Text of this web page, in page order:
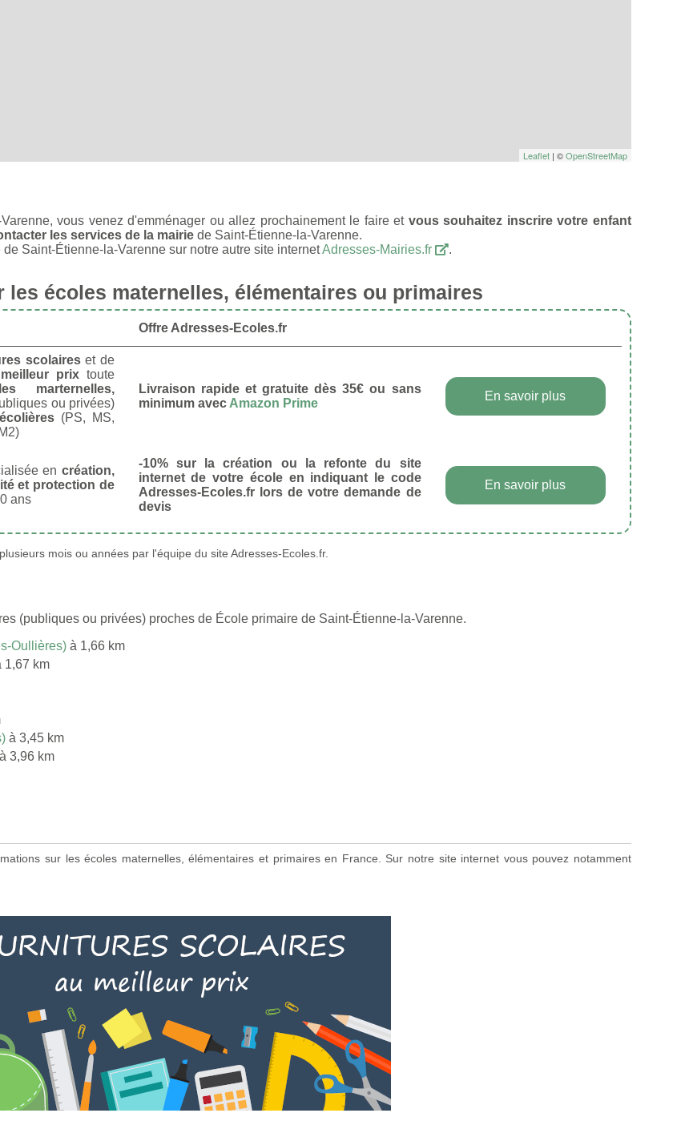
Leaflet | ©OpenStreetMap
vous venez d'emménager ou allez prochainement le faire et vous souhaitez inscrire votre enfant
les services de la mairie de Saint-Étienne-la-Varenne.
Saint-Étienne-la-Varenne sur notre autre site internetAdresses-Mairies.fr .
les écoles maternelles, élémentaires ou primaires
Offre Adresses-Ecoles.fr
scolaireset de
meilleur prixtoute
marternelles,
ou privées)
(PS, MS,
Livraison rapide et gratuite dès 35€ ou sans
minimum avec Amazon Prime
En savoir plus
en création,
et protection de
ans
-10% sur la création ou la refonte du site
internet de votre école en indiquant le code
Adresses-Ecoles.fr lors de votre demande de
devis
En savoir plus
mois ou années par l'équipe du site Adresses-Ecoles.fr.
(publiques ou privées) proches de École primaire de Saint-Étienne-la-Varenne.
Oullières) à 1,66 km
1,67 km
à 3,45 km
à 3,96 km
sur les écoles maternelles, élémentaires et primaires en France. Sur notre site internet vous pouvez notamment